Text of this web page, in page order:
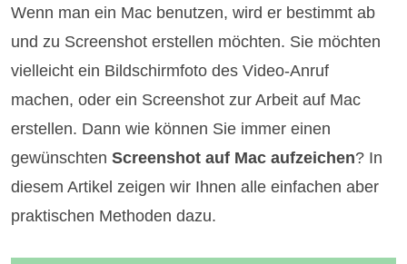
Wenn man ein Mac benutzen, wird er bestimmt ab
und zu Screenshot erstellen möchten. Sie möchten
vielleicht ein Bildschirmfoto des Video-Anruf
machen, oder ein Screenshot zur Arbeit auf Mac
erstellen. Dann wie können Sie immer einen
gewünschtenScreenshot auf Mac aufzeichen? In
diesem Artikel zeigen wir Ihnen alle einfachen aber
praktischen Methoden dazu.